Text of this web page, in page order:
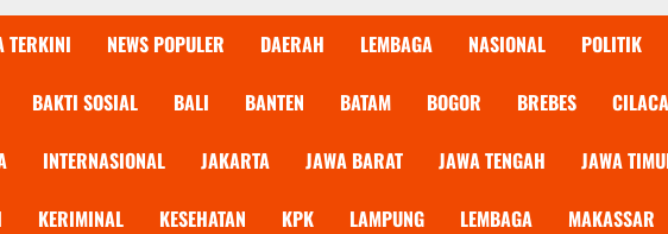
TERKINI NEWS POPULER DAERAH LEMBAGA NASIONAL POLITIK
BAKTI SOSIAL BALI BANTEN BATAM BOGOR BREBES
INTERNASIONAL JAKARTA JAWA BARAT JAWA TENGAH JAWA
KERIMINAL KESEHATAN KPK LAMPUNG LEMBAGA MAKASSAR